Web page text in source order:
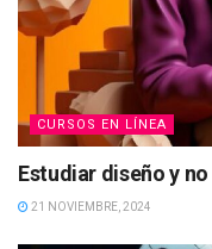
CURSOS EN LÍNEA
Estudiar diseño y
21 NOVIEMBRE, 2024